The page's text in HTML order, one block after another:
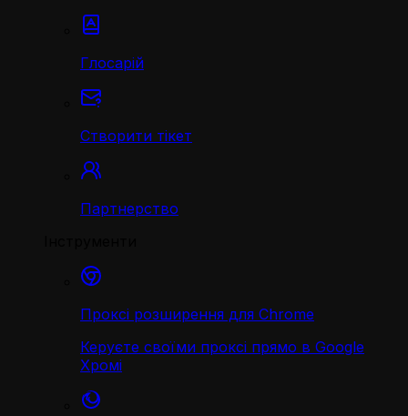
Глосарій
Створити тікет
Партнерство
Проксі розширення для Chrome
Керуєте своїми проксі прямо в Google
Хромі